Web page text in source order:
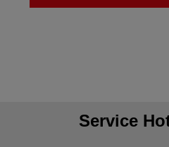
Service